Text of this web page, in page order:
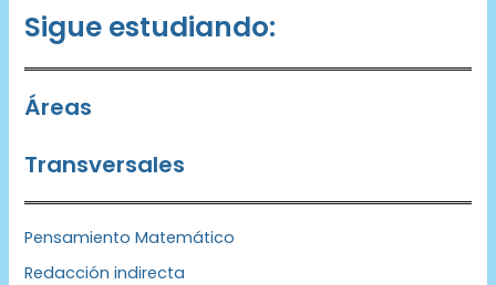
Sigue estudiando:
Áreas
Transversales
Pensamiento Matemático
Redacción indirecta